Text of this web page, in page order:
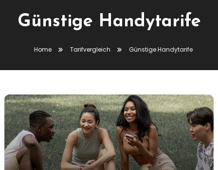
Günstige Handytarife
Home Tarifvergleich Günstige Handytarife